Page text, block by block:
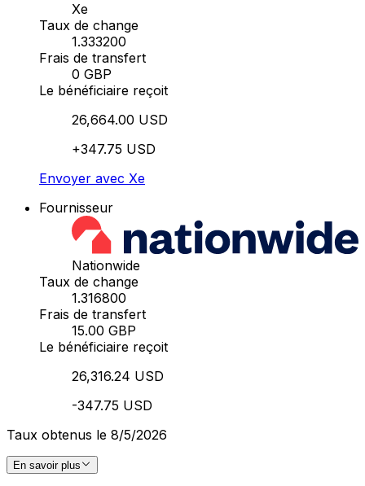
Xe
Taux de change
1.333200
Frais de transfert
0 GBP
Le bénéficiaire reçoit
26,664.00 USD
+347.75 USD
Envoyer avec Xe
Fournisseur
Nationwide
Taux de change
1.316800
Frais de transfert
15.00 GBP
Le bénéficiaire reçoit
26,316.24 USD
-347.75 USD
Taux obtenus le 8/5/2026
En savoir plus